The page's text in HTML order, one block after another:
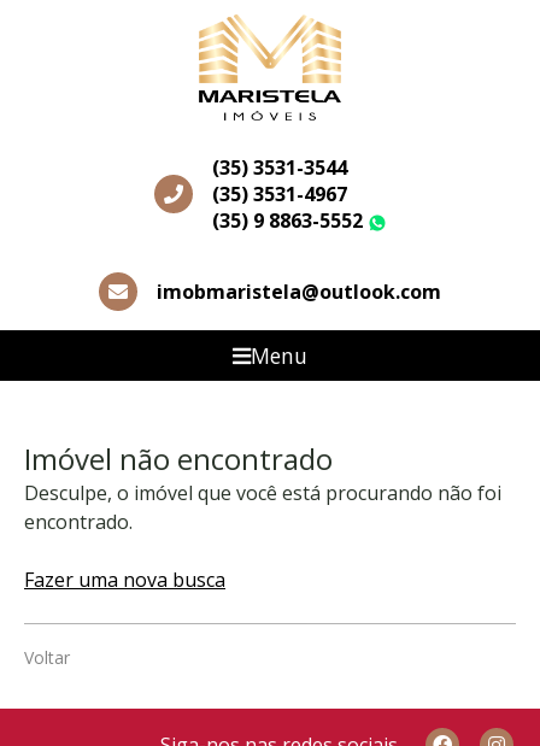
(35) 3531-3544
(35) 3531-4967
(35) 9 8863-5552
imobmaristela@outlook.com
Menu
Imóvel não encontrado
Desculpe, o imóvel que você está procurando não foi
encontrado.
Fazer uma nova busca
Voltar